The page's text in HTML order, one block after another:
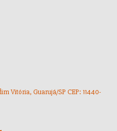
Vitória, Guarujá/SP CEP: 11440-